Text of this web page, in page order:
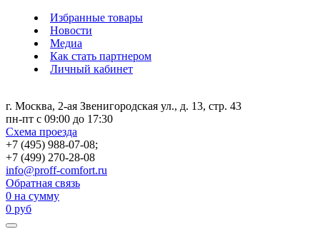
Избранные товары
Новости
Медиа
Как стать партнером
Личный кабинет
г. Москва, 2-ая Звенигородская ул., д. 13, стр. 43
пн-пт с 09:00 до 17:30
Схема проезда
+7 (495) 988-07-08;
+7 (499) 270-28-08
info@proff-comfort.ru
Обратная связь
0 на сумму
0 руб